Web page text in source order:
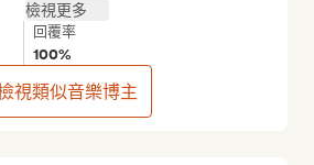
檢視更多
回覆率
100%
視類似音樂博主